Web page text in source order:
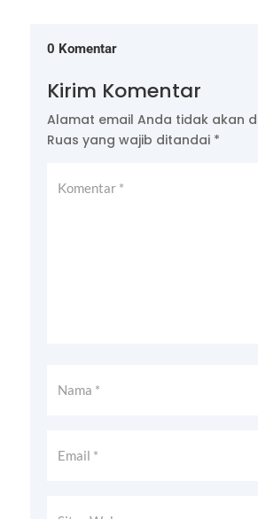
0 Komentar
Kirim Komentar
Alamat email Anda tidak akan
Ruas yang wajib ditandai *